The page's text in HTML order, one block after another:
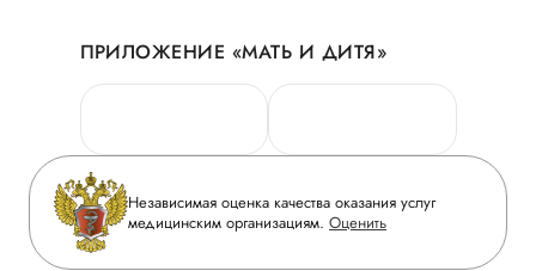
Новости
Руководство
Сотрудничество
Инвесторам
Журнал «Мать и дитя»
Личный кабинет
Персональные данные
Горячая линия качества
Вопрос-ответ
Приложение пациента
Статьи
ПРИЛОЖЕНИЕ «МАТЬ И ДИТЯ»
Независимая оценка качества оказания услуг
медицинским организациям. Оценить